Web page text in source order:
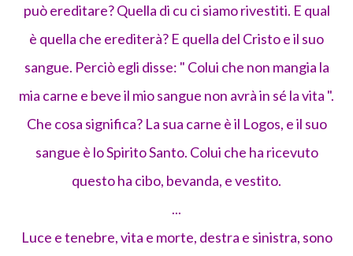
può ereditare? Quella di cu ci siamo rivestiti. E qual
è quella che erediterà? E quella del Cristo e il suo
sangue. Perciò egli disse: " Colui che non mangia la
mia carne e beve il mio sangue non avrà in sé la vita ".
Che cosa significa? La sua carne è il Logos, e il suo
sangue è lo Spirito Santo. Colui che ha ricevuto
questo ha cibo, bevanda, e vestito.
...
Luce e tenebre, vita e morte, destra e sinistra, sono